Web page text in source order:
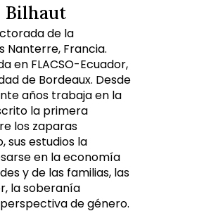
Bilhaut
de la
Nanterre, Francia.
en FLACSO-Ecuador,
de Bordeaux. Desde
años trabaja en la
la primera
los zaparas
sus estudios la
en la economía
y de las familias, las
la soberanía
de género.